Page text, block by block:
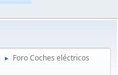
► Foro Coches eléctricos